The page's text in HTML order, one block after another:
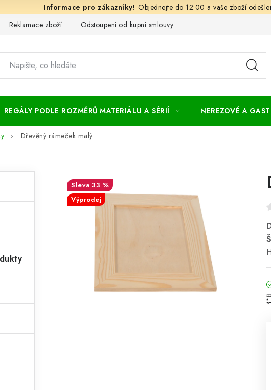
Objednejte do 12:00 a vaše zboží
Reklamace zboží Odstoupení od kupní smlouvy
REGÁLY PODLE ROZMĚRŮ MATERIÁLU A SÉRIÍ NEREZOVÉ A
Dřevěný rámeček malý
33 %
Výprodej